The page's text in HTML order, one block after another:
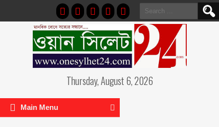
Search
for:
Thursday, August 6, 2026
Main Menu